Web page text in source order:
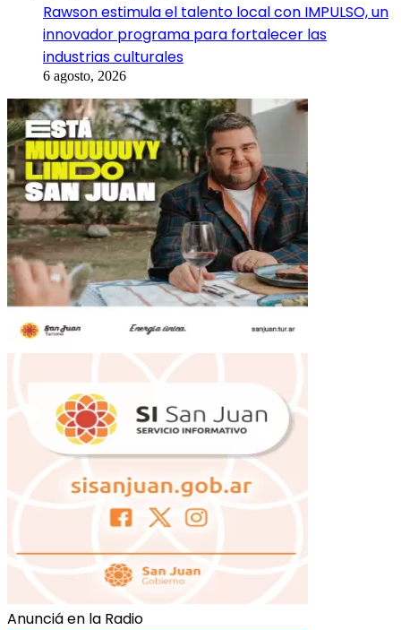
Rawson estimula el talento local con IMPULSO, un
innovador programa para fortalecer las
industrias culturales
6 agosto, 2026
Anunciá en la Radio